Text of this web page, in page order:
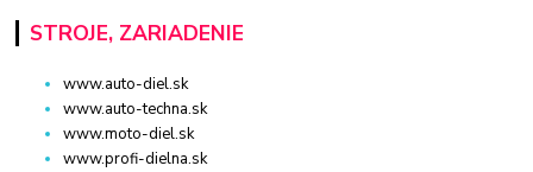
STROJE, ZARIADENIE
www.auto-diel.sk
www.auto-techna.sk
www.moto-diel.sk
www.profi-dielna.sk